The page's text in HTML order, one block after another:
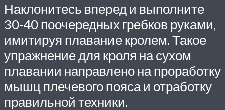
Наклонитесь вперед и выполните
30-40 поочередных гребков руками,
имитируя плавание кролем. Такое
упражнение для кроля на сухом
плавании направлено на проработку
мышц плечевого пояса и отработку
правильной техники.